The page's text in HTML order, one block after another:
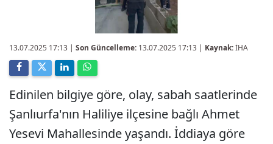
13.07.2025 17:13 | Son Güncelleme: 13.07.2025 17:13 | Kaynak:İHA
Edinilen bilgiye göre, olay, sabah saatlerinde
Şanlıurfa'nın Haliliye ilçesine bağlı Ahmet
Yesevi Mahallesinde yaşandı. İddiaya göre